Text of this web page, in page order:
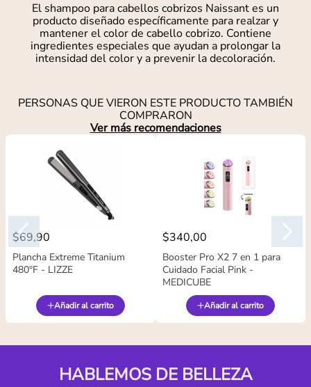
El shampoo para cabellos cobrizos Naissant es un
producto diseñado específicamente para realzar y
mantener el color de cabello cobrizo. Contiene
ingredientes especiales que ayudan a prolongar la
intensidad del color y a prevenir la decoloración.
PERSONAS QUE VIERON ESTE PRODUCTO TAMBIÉN
COMPRARON
Ver más recomendaciones
$69,90
Plancha Extreme Titanium
480°F - LIZZE
Añadir al carrito
$340,00
Booster Pro X2 7 en 1 para
Cuidado Facial Pink -
MEDICUBE
Añadir al carrito
HABLEMOS DE BELLEZA